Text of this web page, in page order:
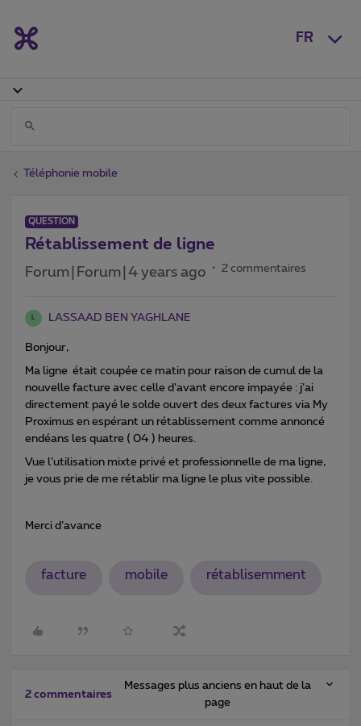
FR
Téléphonie mobile
QUESTION
Rétablissement de ligne
Forum|Forum|4 years ago 2 commentaires
L LASSAAD BEN YAGHLANE
Bonjour,
Ma ligne était coupée ce matin pour raison de cumul de la
nouvelle facture avec celle d’avant encore impayée : j’ai
directement payé le solde ouvert des deux factures via My
Proximus en espérant un rétablissement comme annoncé
endéans les quatre ( 04 ) heures.
Vue l’utilisation mixte privé et professionnelle de ma ligne,
je vous prie de me rétablir ma ligne le plus vite possible.
Merci d’avance
facture mobile rétablisemment
2 commentaires
Messages plus anciens en haut de la
page